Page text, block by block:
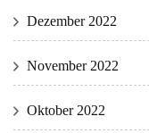
Dezember 2022
November 2022
Oktober 2022